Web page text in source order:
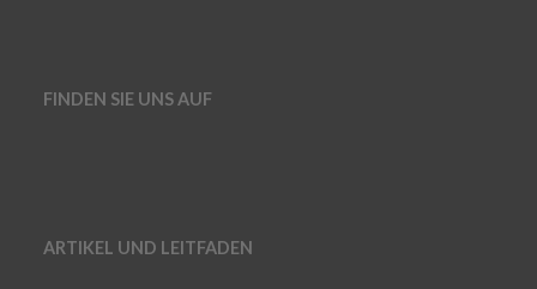
FINDEN SIE UNS AUF
ARTIKEL UND LEITFADEN